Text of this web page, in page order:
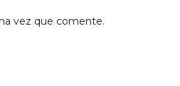
vez que comente.